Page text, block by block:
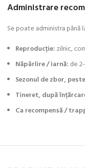
Administrare
Se poate administra până
Reproducție: zilnic,
Năpârlire / iarnă: de
Sezonul de zbor,
Tineret, după
Ca recompensă /